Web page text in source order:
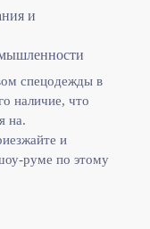
и
спецодежды в
наличие, что
на.
и
руме по этому